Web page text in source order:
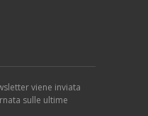
viene inviata
sulle ultime